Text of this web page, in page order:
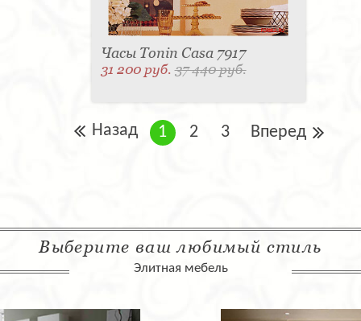
Часы Tonin Casa 7917
31 200 руб.37 440 руб.
Назад 1 2 3 Вперед
Выберите ваш любимый стиль
Элитная мебель